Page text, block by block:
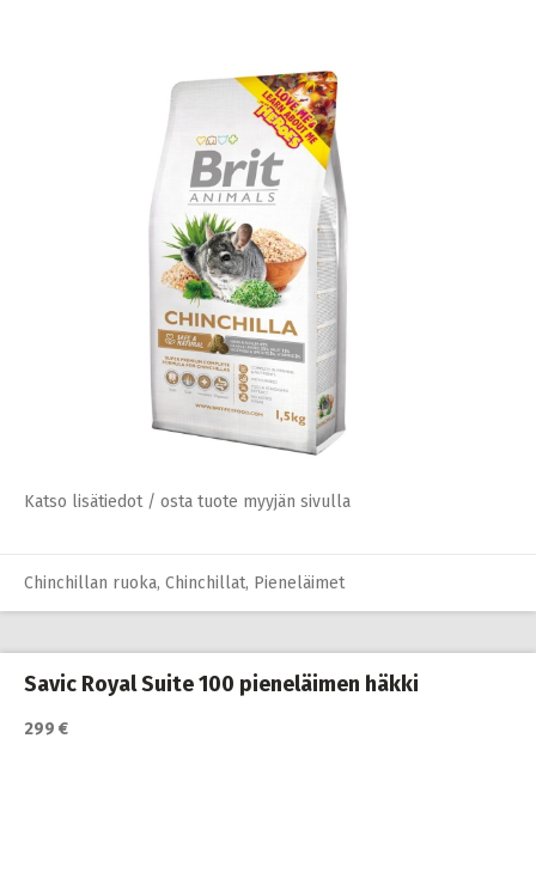
Katso lisätiedot / osta tuote myyjän sivulla
Chinchillan ruoka, Chinchillat, Pieneläimet
Savic Royal Suite 100 pieneläimen häkki
299 €